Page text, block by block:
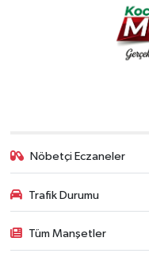
Nöbetçi Eczaneler
Trafik Durumu
Tüm Manşetler